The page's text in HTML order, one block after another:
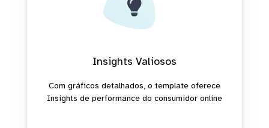
Insights Valiosos
Com gráficos detalhados, o template oferece
Insights de performance do consumidor online